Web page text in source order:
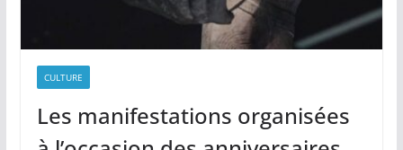
CULTURE
Les manifestations organisées